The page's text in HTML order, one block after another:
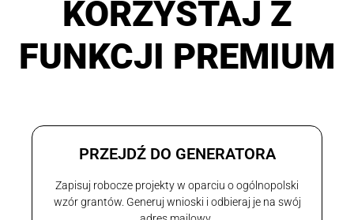
KORZYSTAJ Z
FUNKCJI PREMIUM
PRZEJDŹ DO GENERATORA
Zapisuj robocze projekty w oparciu o ogólnopolski
wzór grantów. Generuj wnioski i odbieraj je na swój